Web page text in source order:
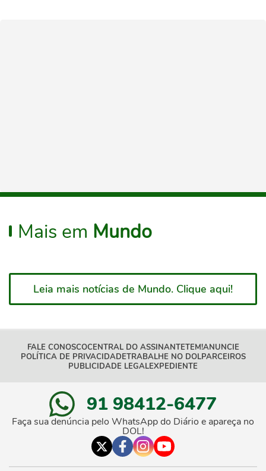
Mais em Mundo
Leia mais notícias de Mundo. Clique aqui!
FALE CONOSCOCENTRAL DO ASSINANTETEM!ANUNCIE
POLÍTICA DE PRIVACIDADETRABALHE NO DOLPARCEIROS
PUBLICIDADE LEGALEXPEDIENTE
91 98412-6477
Faça sua denúncia pelo WhatsApp do Diário e apareça no
DOL!